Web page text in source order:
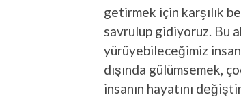
getirmek için karşılık
savrulup gidiyoruz. Bu
yürüyebileceğimiz
dışında gülümsemek,
insanın hayatını